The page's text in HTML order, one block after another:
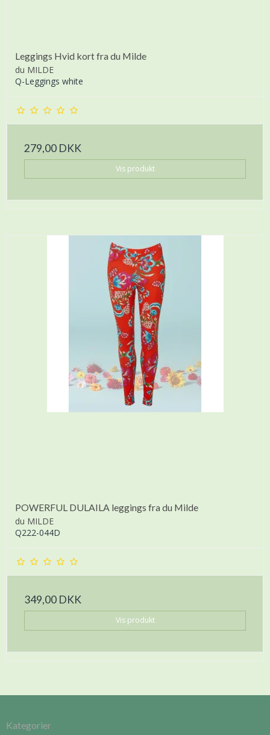
Leggings Hvid kort fra du Milde
du MILDE
Q-Leggings white
279,00 DKK
Vis produkt
POWERFUL DULAILA leggings fra du Milde
du MILDE
Q222-044D
349,00 DKK
Vis produkt
Kategorier